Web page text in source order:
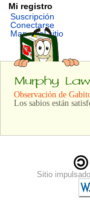
Mi registro
Suscripción
Conectarse
Mapa del sitio
Observación de
Los sabios están
Sitio